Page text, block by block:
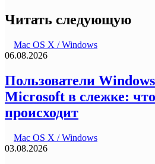
Читать следующую
Mac OS X / Windows
06.08.2026
Пользователи
Microsoft в слежке:
происходит
Mac OS X / Windows
03.08.2026